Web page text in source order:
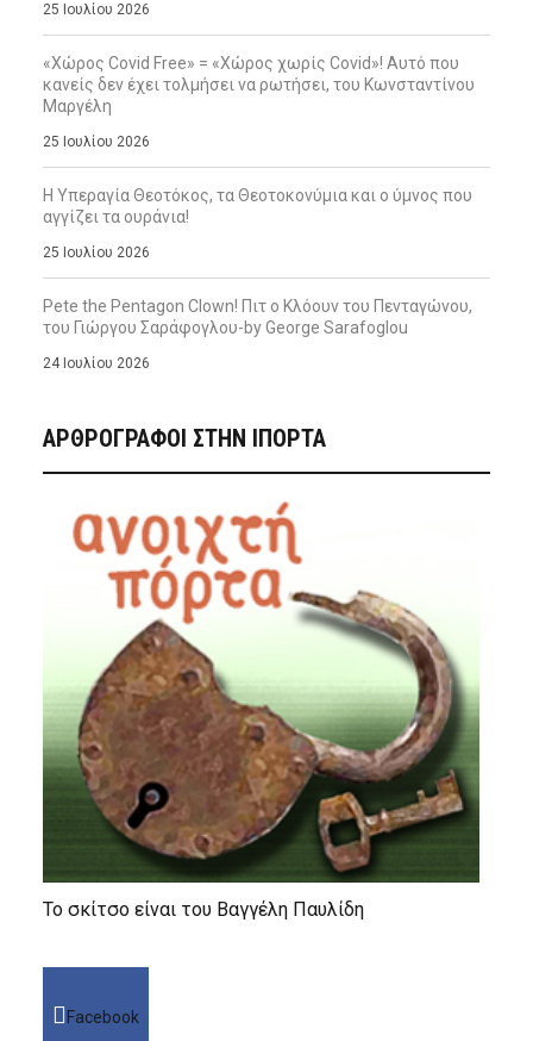
25 Ιουλίου 2026
«Χώρος Covid Free» = «Χώρος χωρίς Covid»! Αυτό που
κανείς δεν έχει τολμήσει να ρωτήσει, του Κωνσταντίνου
Μαργέλη
25 Ιουλίου 2026
Η Υπεραγία Θεοτόκος, τα Θεοτοκονύμια και ο ύμνος που
αγγίζει τα ουράνια!
25 Ιουλίου 2026
Pete the Pentagon Clown! Πιτ ο Κλόουν του Πενταγώνου,
του Γιώργου Σαράφογλου-by George Sarafoglou
24 Ιουλίου 2026
ΑΡΘΡΟΓΡΑΦΟΙ ΣΤΗΝ IΠΟΡΤΑ
Το σκίτσο είναι του Βαγγέλη Παυλίδη
Facebook